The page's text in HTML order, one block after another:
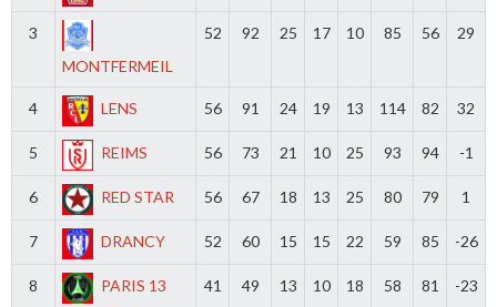
3
MONTFERMEIL
52 92 25 17 10 85 56 29
4 LENS 56 91 24 19 13 114 82 32
5 REIMS 56 73 21 10 25 93 94 -1
6 RED STAR 56 67 18 13 25 80 79 1
7 DRANCY 52 60 15 15 22 59 85 -26
8
PARIS 13
41 49 13 10 18 58 81 -23